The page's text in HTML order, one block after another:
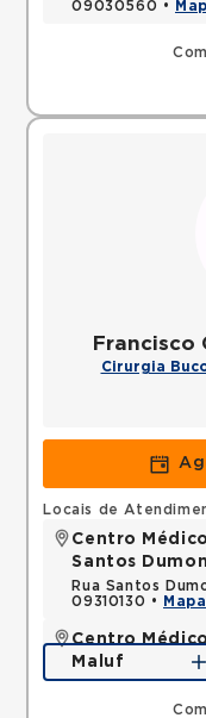
09030560 •
Francisco
Cirurgia
Locais de
Centro
Santos
Rua Santos
09310130 •
Mapa
Centro
Maluf
Avenida Alfredo
Santo Andre,